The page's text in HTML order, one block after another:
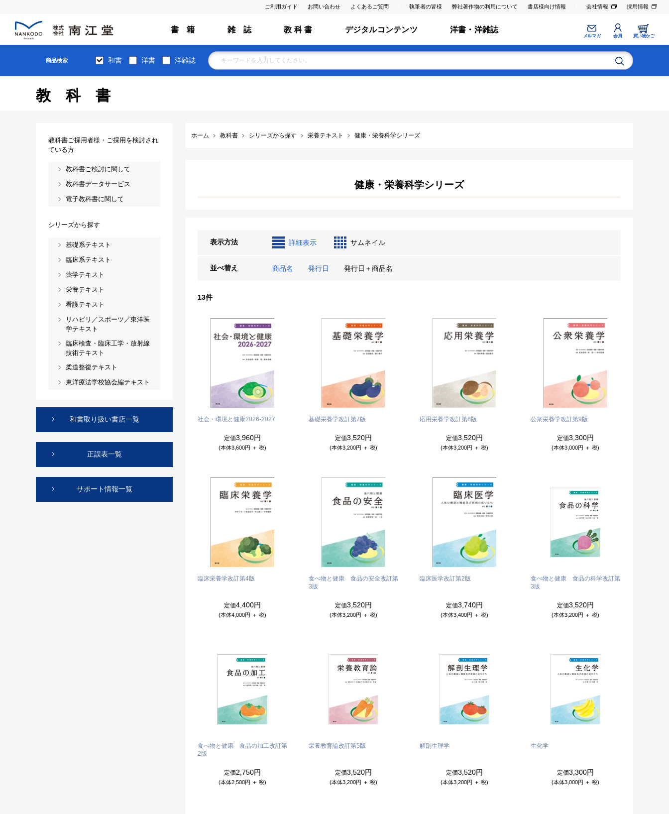
ご利用ガイド お問い合わせ よくあるご質問 執筆者の皆様 弊社著作物の利用について 書店様向け情報 会社情報 採用情報
書 籍 雑 誌 教 科 書 デジタルコンテンツ 洋書・洋雑誌
メルマガ 会員 買い物かご
商品検索 和書 洋書 洋雑誌
教科書
ホーム 教科書 シリーズから探す 栄養テキスト 健康・栄養科学シリーズ
健康・栄養科学シリーズ
表示方法 詳細表示 サムネイル
並べ替え 商品名 発行日 発行日＋商品名
13件
社会・環境と健康2026-2027
定価3,960円
(本体3,600円 ＋ 税)
基礎栄養学改訂第7版
定価3,520円
(本体3,200円 ＋ 税)
応用栄養学改訂第8版
定価3,520円
(本体3,200円 ＋ 税)
公衆栄養学改訂第9版
定価3,300円
(本体3,000円 ＋ 税)
臨床栄養学改訂第4版
定価4,400円
(本体4,000円 ＋ 税)
食べ物と健康 食品の安全改訂第
3版
定価3,520円
(本体3,200円 ＋ 税)
臨床医学改訂第2版
定価3,740円
(本体3,400円 ＋ 税)
食べ物と健康 食品の科学改訂第
3版
定価3,520円
(本体3,200円 ＋ 税)
食べ物と健康 食品の加工改訂第
2版
定価2,750円
(本体2,500円 ＋ 税)
栄養教育論改訂第5版
定価3,520円
(本体3,200円 ＋ 税)
解剖生理学
定価3,520円
(本体3,200円 ＋ 税)
生化学
定価3,300円
(本体3,000円 ＋ 税)
教科書ご採用者様・ご採用を検討され
ている方
教科書ご検討に関して
教科書データサービス
電子教科書に関して
シリーズから探す
基礎系テキスト
臨床系テキスト
薬学テキスト
栄養テキスト
看護テキスト
リハビリ／スポーツ／東洋医
学テキスト
臨床検査・臨床工学・放射線
技術テキスト
柔道整復テキスト
東洋療法学校協会編テキスト
和書取り扱い書店一覧
正誤表一覧
サポート情報一覧